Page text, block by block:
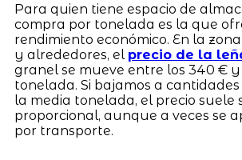
Para quien tiene espacio de
compra por tonelada es la que
rendimiento económico. En la
y alrededores, el precio de la
granel se mueve entre los 340 €
tonelada. Si bajamos a cantidades
la media tonelada, el precio suele
proporcional, aunque a veces se
por transporte.